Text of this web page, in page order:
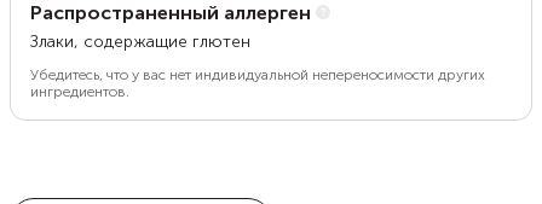
Распространенный аллерген
Злаки, содержащие глютен
Убедитесь, что у вас нет индивидуальной непереносимости других
ингредиентов.